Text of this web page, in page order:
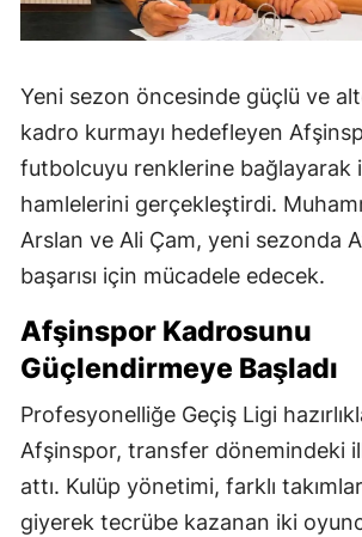
Yeni sezon öncesinde güçlü ve
kadro kurmayı hedefleyen
futbolcuyu renklerine bağlayarak
hamlelerini gerçekleştirdi.
Arslan ve Ali Çam, yeni sezonda
başarısı için mücadele edecek.
Afşinspor Kadrosunu
Güçlendirmeye Başladı
Profesyonelliğe Geçiş Ligi
Afşinspor, transfer dönemindeki ilk
attı. Kulüp yönetimi, farklı
giyerek tecrübe kazanan iki